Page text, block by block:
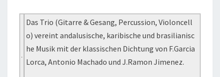
„FLAMENCO
NUEVO“
Das Trio (Gitarre & Gesang, Percussion, Violoncell
o) vereint andalusische, karibische und brasilianisc
he Musik mit der klassischen Dichtung von F.Garcia
Lorca, Antonio Machado und J.Ramon Jimenez.